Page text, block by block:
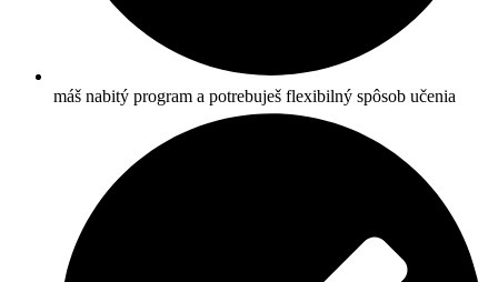
máš nabitý program a potrebuješ flexibilný spôsob učenia